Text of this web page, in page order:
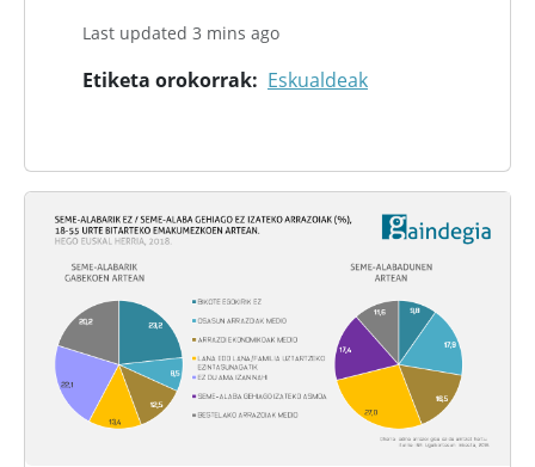
Last updated 3 mins ago
Etiketa orokorrak Eskualdeak